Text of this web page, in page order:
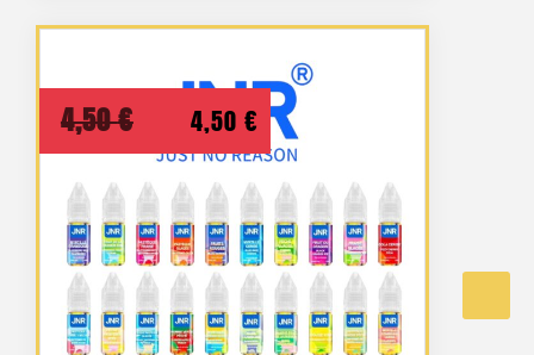
4,50€
Le
prix
initial
était :
4,50 €.
4,50 € Le
prix
actuel
est :
4,50 €.